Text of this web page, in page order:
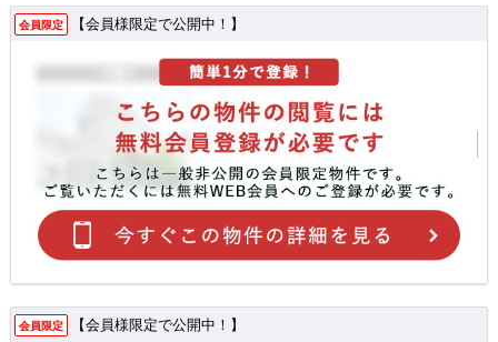
会員限定 【会員様限定で公開中！】
会員限定 【会員様限定で公開中！】